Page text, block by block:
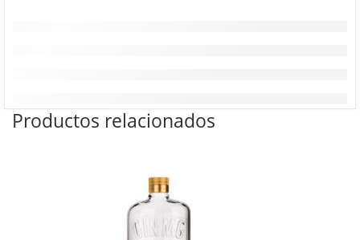
Productos relacionados